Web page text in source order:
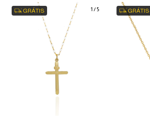
1 /5
GRÁTIS GRÁTIS